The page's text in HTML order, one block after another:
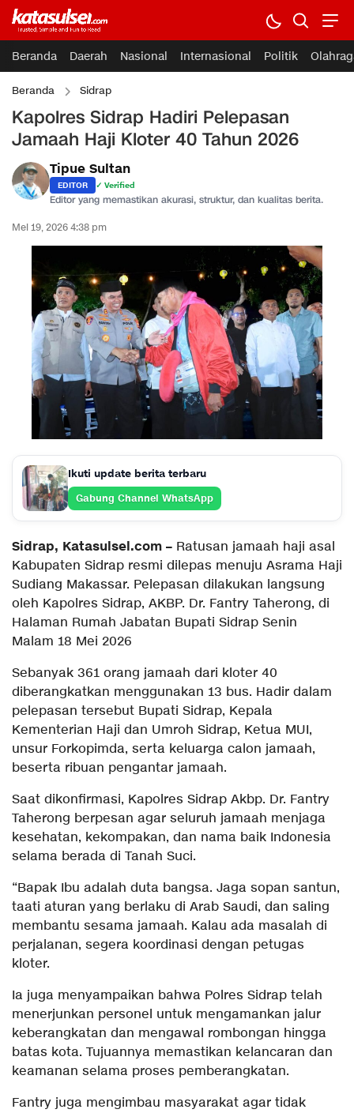
Beranda Daerah Nasional Internasional Politik
Beranda Sidrap
Kapolres Sidrap Hadiri Pelepasan
Jamaah Haji Kloter 40 Tahun 2026
Tipue Sultan
EDITOR ✓ Verified
Editor yang memastikan akurasi, struktur, dan kualitas berita.
Mei 19, 2026 4:38 pm
Ikuti update berita terbaru
Gabung Channel WhatsApp
Sidrap, Katasulsel.com – Ratusan jamaah haji asal
Kabupaten Sidrap resmi dilepas menuju Asrama Haji
Sudiang Makassar. Pelepasan dilakukan langsung
oleh Kapolres Sidrap, AKBP. Dr. Fantry Taherong, di
Halaman Rumah Jabatan Bupati Sidrap Senin
Malam 18 Mei 2026
Sebanyak 361 orang jamaah dari kloter 40
diberangkatkan menggunakan 13 bus. Hadir dalam
pelepasan tersebut Bupati Sidrap, Kepala
Kementerian Haji dan Umroh Sidrap, Ketua MUI,
unsur Forkopimda, serta keluarga calon jamaah,
beserta ribuan pengantar jamaah.
Saat dikonfirmasi, Kapolres Sidrap Akbp. Dr. Fantry
Taherong berpesan agar seluruh jamaah menjaga
kesehatan, kekompakan, dan nama baik Indonesia
selama berada di Tanah Suci.
“Bapak Ibu adalah duta bangsa. Jaga sopan santun,
taati aturan yang berlaku di Arab Saudi, dan saling
membantu sesama jamaah. Kalau ada masalah di
perjalanan, segera koordinasi dengan petugas
kloter.
Ia juga menyampaikan bahwa Polres Sidrap telah
menerjunkan personel untuk mengamankan jalur
keberangkatan dan mengawal rombongan hingga
batas kota. Tujuannya memastikan kelancaran dan
keamanan selama proses pemberangkatan.
Fantry juga mengimbau masyarakat agar tidak